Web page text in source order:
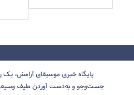
پایگاه خبری موسیقای آرامش، یک
جست‌و‌جو و به‌دست آوردن طیف وسیعی از